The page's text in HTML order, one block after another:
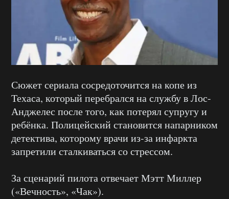
Сюжет сериала сосредоточится на копе из
Техаса, который перебрался на службу в Лос-
Анджелес после того, как потерял супругу и
ребёнка. Полицейский становится напарником
детектива, которому врачи из-за инфаркта
запретили сталкиваться со стрессом.
За сценарий пилота отвечает Мэтт Миллер
(«Вечность», «Чак»).